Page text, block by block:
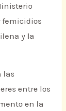
femicidios
y la
las
entre los
en la